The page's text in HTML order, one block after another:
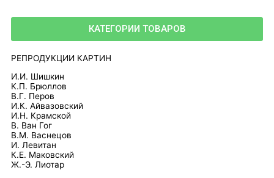
КАТЕГОРИИ ТОВАРОВ
РЕПРОДУКЦИИ КАРТИН
И.И. Шишкин
К.П. Брюллов
В.Г. Перов
И.К. Айвазовский
И.Н. Крамской
В. Ван Гог
В.М. Васнецов
И. Левитан
К.Е. Маковский
Ж.-Э. Лиотар